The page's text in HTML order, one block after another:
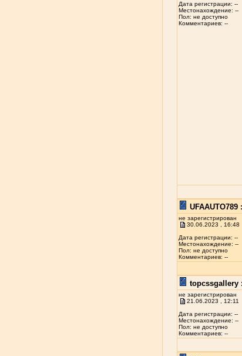
Дата регистрации: --
Местонахождение: --
Пол: не доступно
Комментариев: --
UFAAUTO789 :
не зарегистрирован
30.06.2023 , 16:48
Дата регистрации: --
Местонахождение: --
Пол: не доступно
Комментариев: --
topcssgallery :
не зарегистрирован
21.06.2023 , 12:11
Дата регистрации: --
Местонахождение: --
Пол: не доступно
Комментариев: --